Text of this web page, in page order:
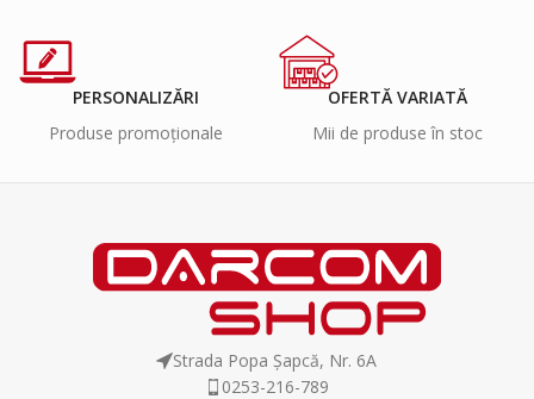
PERSONALIZĂRI
Produse promoționale
OFERTĂ VARIATĂ
Mii de produse în stoc
Strada Popa Șapcă, Nr. 6A
0253-216-789